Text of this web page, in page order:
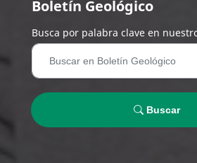
Boletín Geológico
Busca por palabra clave en
Buscar